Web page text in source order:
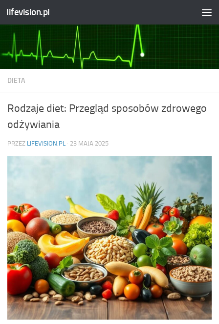
Skip to content
lifevision.pl
DIETA
Rodzaje diet: Przegląd sposobów zdrowego
odżywiania
PRZEZ LIFEVISION.PL · 23 MAJA 2025